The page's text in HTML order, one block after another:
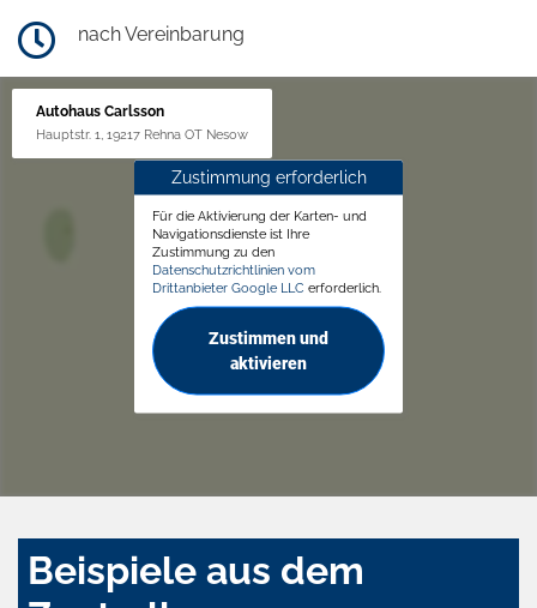
nach Vereinbarung
Autohaus Carlsson
Hauptstr. 1, 19217 Rehna OT Nesow
Zustimmung erforderlich
Für die Aktivierung der Karten- und
Navigationsdienste ist Ihre
Zustimmung zu den
Datenschutzrichtlinien vom
Drittanbieter Google LLC erforderlich.
Zustimmen und
aktivieren
Beispiele aus dem